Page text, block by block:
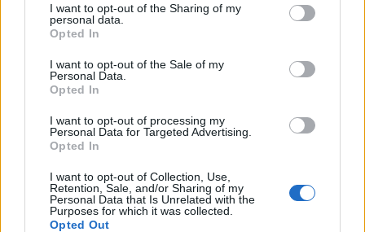
I want to opt-out of the Sharing of my
personal data.
Opted In
I want to opt-out of the Sale of my
Personal Data.
Opted In
I want to opt-out of processing my
Personal Data for Targeted Advertising.
Opted In
I want to opt-out of Collection, Use,
Retention, Sale, and/or Sharing of my
Personal Data that Is Unrelated with the
Purposes for which it was collected.
Opted Out
Διαβάστε επίσης
Από τον ν. 1397/1983 της ίδρυσης του ΕΣΥ και
το ασυμβίβαστο των γιατρών, τι έχει αλλάξει
μέχρι σήμερα